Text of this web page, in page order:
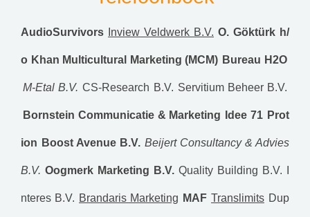
AudioSurvivors Inview Veldwerk B.V. O. Göktürk h/
o Khan Multicultural Marketing (MCM) Bureau H2O
M-Etal B.V. CS-Research B.V. Servitium Beheer B.V.
Bornstein Communicatie & Marketing Idee 71 Prot
ion Boost Avenue B.V. Beijert Consultancy & Advies
B.V. Oogmerk Marketing B.V. Quality Building B.V.
nteres B.V. Brandaris Marketing MAF Translimits Dup